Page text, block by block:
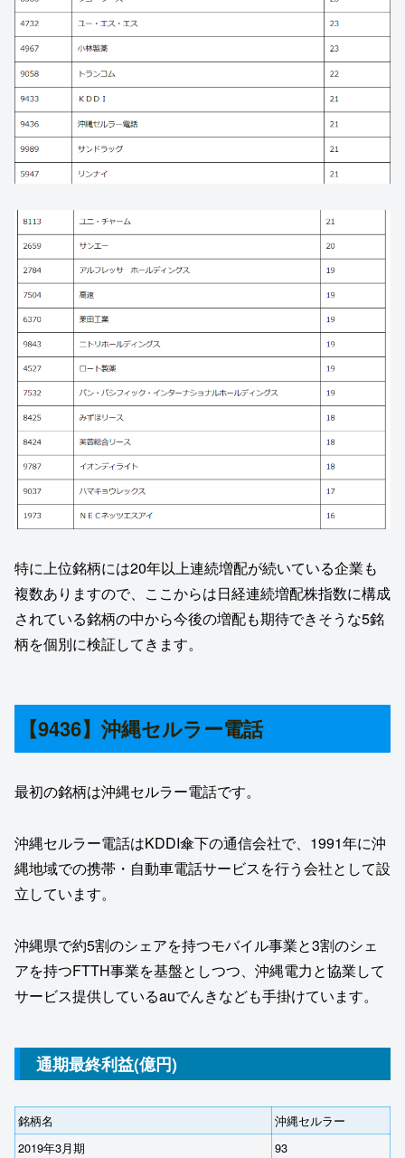
特に上位銘柄には20年以上連続増配が続いている企業も
複数ありますので、ここからは日経連続増配株指数に構成
されている銘柄の中から今後の増配も期待できそうな5銘
柄を個別に検証してきます。
【9436】沖縄セルラー電話
最初の銘柄は沖縄セルラー電話です。
沖縄セルラー電話はKDDI傘下の通信会社で、1991年に沖
縄地域での携帯・自動車電話サービスを行う会社として設
立しています。
沖縄県で約5割のシェアを持つモバイル事業と3割のシェ
アを持つFTTH事業を基盤としつつ、沖縄電力と協業して
サービス提供しているauでんきなども手掛けています。
通期最終利益(億円)
銘柄名
沖縄セルラー
2019年3月期
93